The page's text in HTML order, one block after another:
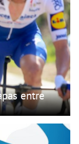
entre